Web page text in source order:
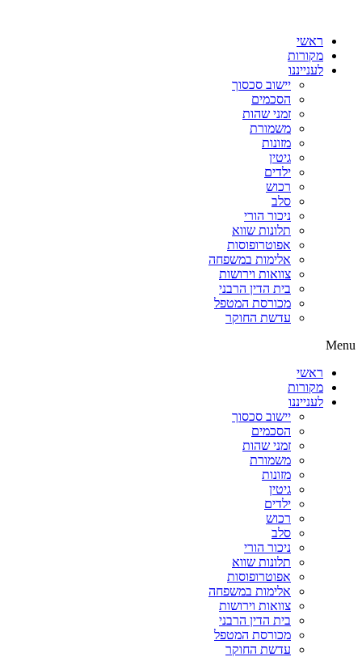
ראשי
מקורות
לענייננו
יישוב סכסוך
הסכמים
זמני שהות
משמורת
מזונות
גיטין
ילדים
רכוש
סלב
ניכור הורי
תלונות שווא
אפוטרופוסות
אלימות במשפחה
צוואות וירושות
בית הדין הרבני
מכורסת המטפל
עדשת החוקר
Menu
ראשי
מקורות
לענייננו
יישוב סכסוך
הסכמים
זמני שהות
משמורת
מזונות
גיטין
ילדים
רכוש
סלב
ניכור הורי
תלונות שווא
אפוטרופוסות
אלימות במשפחה
צוואות וירושות
בית הדין הרבני
מכורסת המטפל
עדשת החוקר